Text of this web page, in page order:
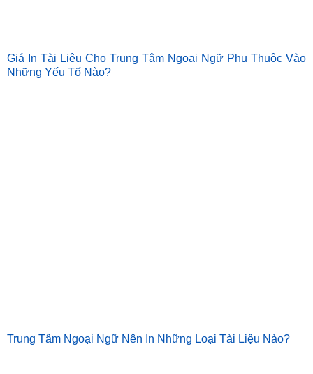
Giá In Tài Liệu Cho Trung Tâm Ngoại Ngữ Phụ Thuộc Vào
Những Yếu Tố Nào?
Trung Tâm Ngoại Ngữ Nên In Những Loại Tài Liệu Nào?